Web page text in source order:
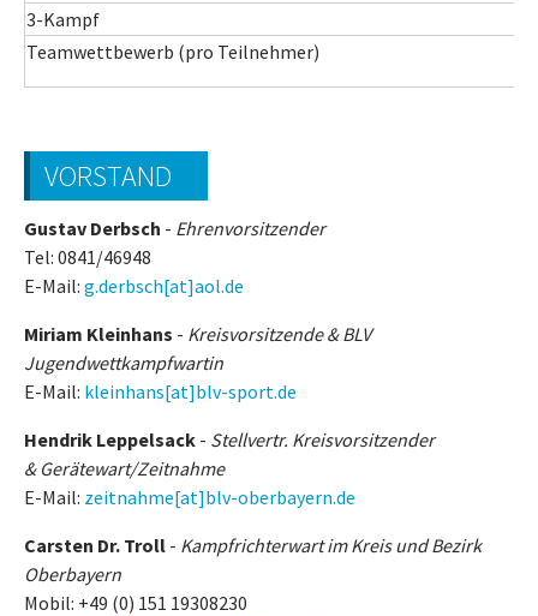
3-Kampf
Teamwettbewerb (pro Teilnehmer)
VORSTAND
Gustav Derbsch - Ehrenvorsitzender
Tel: 0841/46948
E-Mail: g.derbsch[at]aol.de
Miriam Kleinhans - Kreisvorsitzende &BLV
Jugendwettkampfwartin
E-Mail: kleinhans[at]blv-sport.de
Hendrik Leppelsack - Stellvertr. Kreisvorsitzender
& Gerätewart/Zeitnahme
E-Mail: zeitnahme[at]blv-oberbayern.de
Carsten Dr. Troll - Kampfrichterwart im Kreis und Bezirk
Oberbayern
Mobil: +49 (0) 151 19308230